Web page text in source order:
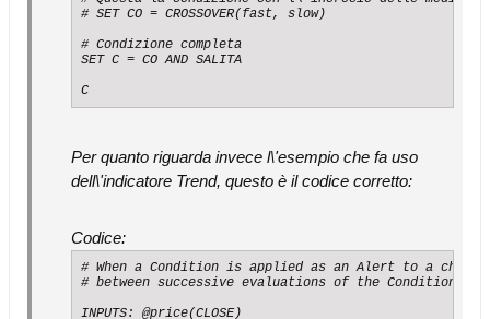
# SET CO = CROSSOVER(fast, slow)
# Condizione completa
SET C = CO AND SALITA
C
Per quanto riguarda invece l\'esempio che fa uso
dell\'indicatore Trend, questo è il codice corretto:
Codice:
# When a Condition is applied as an Alert to a chart,
# between successive evaluations of the Condition
INPUTS: @price(CLOSE)